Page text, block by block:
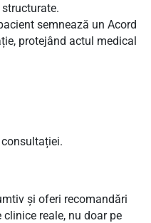
semnează un Acord
protejând actul medical
și oferi recomandări
reale, nu doar pe